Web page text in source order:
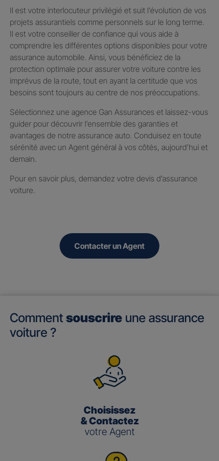
Il est votre interlocuteur privilégié et suit l’évolution de vos
projets assurantiels comme personnels sur le long terme.
Il est votre conseiller de confiance qui vous aide à
comprendre les différentes options disponibles pour votre
assurance automobile. Ainsi, vous bénéficiez de la
protection optimale pour assurer votre voiture contre les
imprévus de la route, tout en ayant la certitude que vos
besoins sont toujours au centre de nos préoccupations.
Sélectionnez une agence Gan Assurances et laissez-vous
guider pour découvrir l’ensemble des garanties et
avantages de notre assurance auto. Conduisez en toute
sérénité avec un Agent général à vos côtés, aujourd’hui et
demain.
Pour en savoir plus, demandez votre devis d’assurance
voiture.
Contacter un Agent
Comment souscrire une assurance
voiture ?
Choisissez
& Contactez
votre Agent